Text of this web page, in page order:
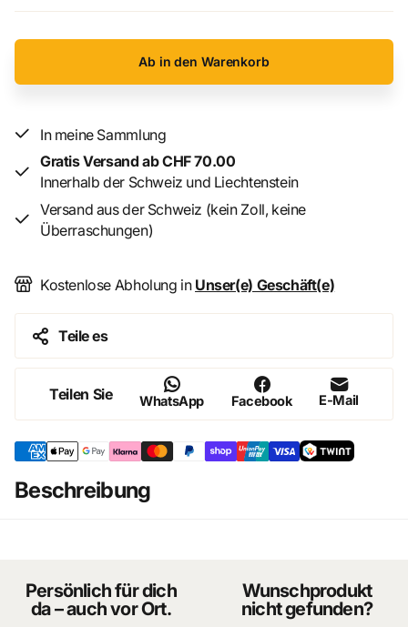
- Anleitung
Schwierigkeitsgrad: mässig
Alter: 14+
Ab in den Warenkorb
In meine Sammlung
Gratis Versand ab CHF 70.00
Innerhalb der Schweiz und Liechtenstein
Versand aus der Schweiz (kein Zoll, keine
Überraschungen)
Kostenlose Abholung in Unser(e) Geschäft(e)
Teile es
Teilen Sie WhatsApp Facebook E-Mail
Beschreibung
Persönlich für dich
da – auch vor Ort.
Wunschprodukt
nicht gefunden?